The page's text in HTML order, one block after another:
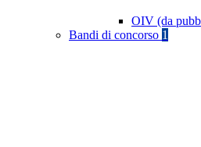
OIV (da
Bandi di concorso 1